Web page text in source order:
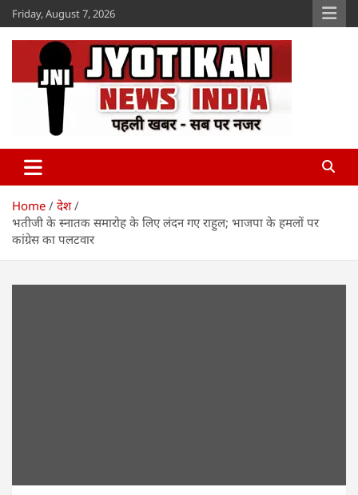
Skip
to
content
Friday, August 7, 2026
Jyotikan
Home
देश
भतीजी के स्नातक समारोह के लिए लंदन गए राहुल; भाजपा के हमलों पर
कांग्रेस का पलटवार